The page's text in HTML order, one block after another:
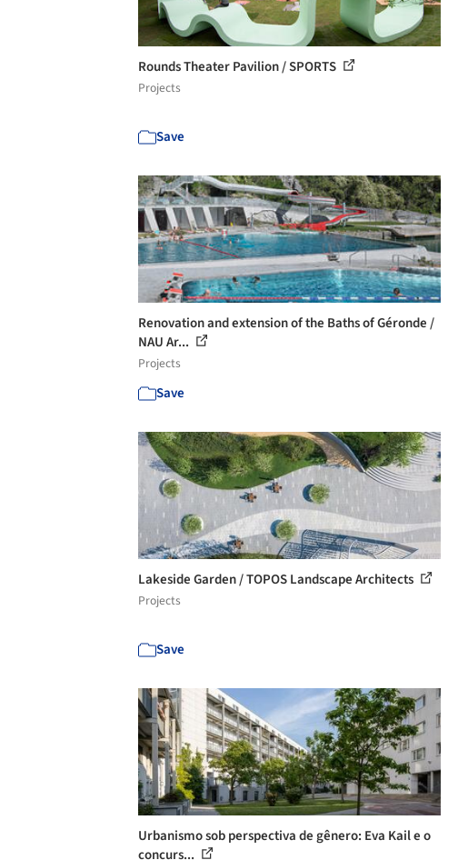
Rounds Theater Pavilion / SPORTS
Projects
Save
Renovation and extension of the Baths of Géronde /
NAU Ar...
Projects
Save
Lakeside Garden / TOPOS Landscape Architects
Projects
Save
Urbanismo sob perspectiva de gênero: Eva Kail e o
concurs...